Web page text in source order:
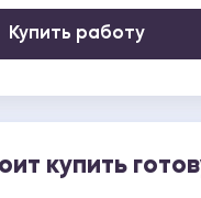
Купить работу
купить